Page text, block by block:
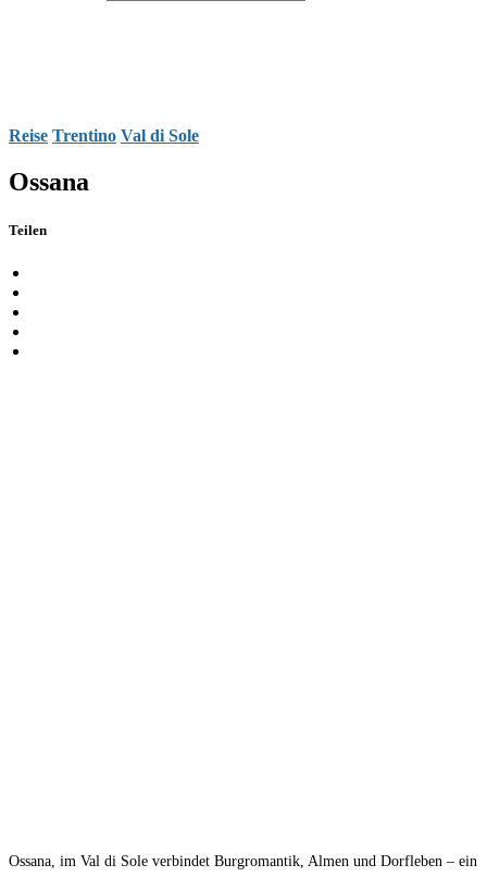
Reise Trentino Val di Sole
Ossana
Teilen
Ossana, im Val di Sole verbindet Burgromantik, Almen und Dorfleben – ein